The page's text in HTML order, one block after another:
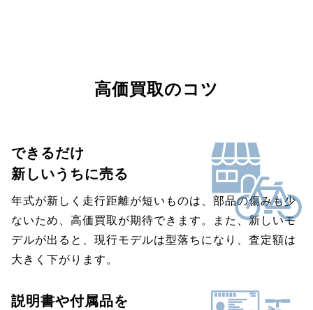
高価買取のコツ
できるだけ
新しいうちに売る
年式が新しく走行距離が短いものは、部品の傷みも少
ないため、高価買取が期待できます。また、新しいモ
デルが出ると、現行モデルは型落ちになり、査定額は
大きく下がります。
説明書や付属品を